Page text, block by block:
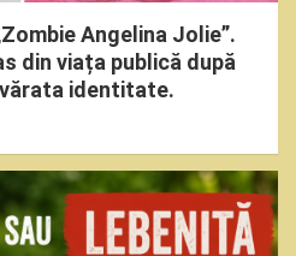
Angelina Jolie”.
din viața publică după
identitate.